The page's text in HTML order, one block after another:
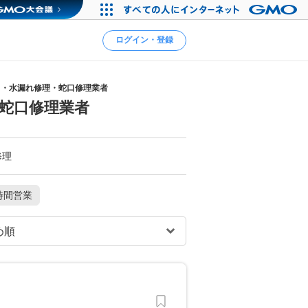
ログイン・登録
水漏れ修理・蛇口修理業者
口修理業者
間営業